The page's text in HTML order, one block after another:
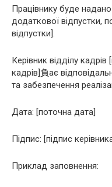
Працівнику буде надано
додаткової відпустки,
відпустки].
Керівник відділу кадрів
кадрів]負ає
та забезпечення
Дата: [поточна дата]
Підпис: [підпис
Приклад заповнення: